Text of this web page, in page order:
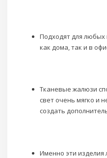
Подходят для любых
как дома, так и в
Тканевые жалюзи
свет очень мягко и
создать
Именно эти изделия